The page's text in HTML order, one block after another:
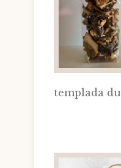
templada